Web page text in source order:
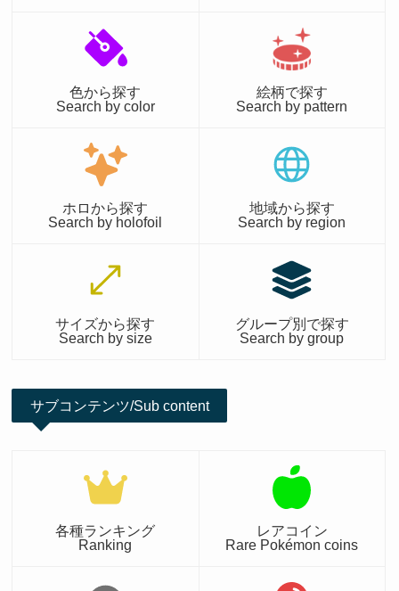
色から探す
Search by color
絵柄で探す
Search by pattern
ホロから探す
Search by holofoil
地域から探す
Search by region
サイズから探す
Search by size
グループ別で探す
Search by group
サブコンテンツ/Sub content
各種ランキング
Ranking
レアコイン
Rare Pokémon coins